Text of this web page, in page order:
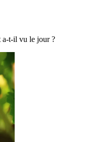
a-t-il vu le jour ?